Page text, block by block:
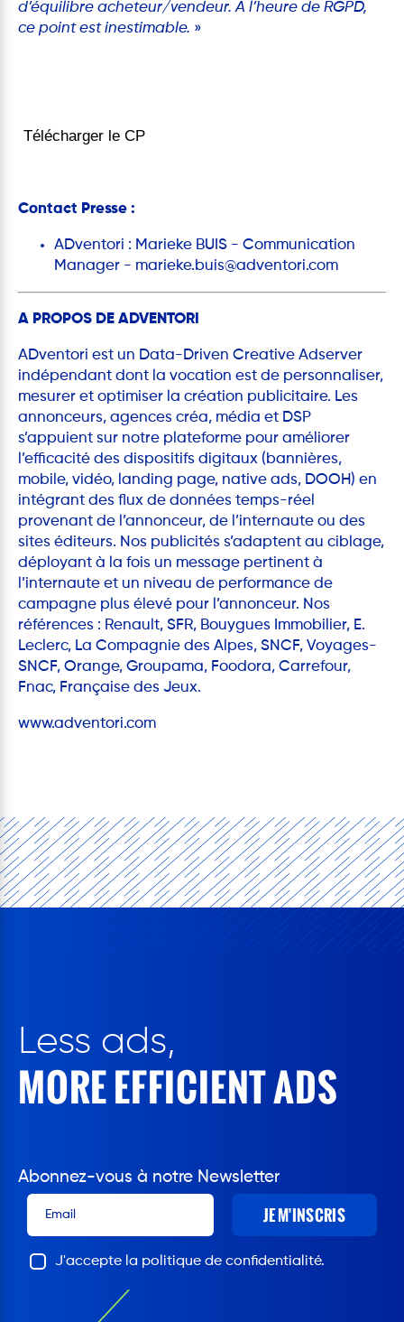
d’équilibre acheteur/vendeur. A l’heure de RGPD,
ce point est inestimable. »
Télécharger le CP
Contact Presse :
ADventori : Marieke BUIS - Communication
Manager - marieke.buis@adventori.com
A PROPOS DE ADVENTORI
ADventori est un Data-Driven Creative Adserver
indépendant dont la vocation est de personnaliser,
mesurer et optimiser la création publicitaire. Les
annonceurs, agences créa, média et DSP
s’appuient sur notre plateforme pour améliorer
l’efficacité des dispositifs digitaux (bannières,
mobile, vidéo, landing page, native ads, DOOH) en
intégrant des flux de données temps-réel
provenant de l’annonceur, de l’internaute ou des
sites éditeurs. Nos publicités s’adaptent au ciblage,
déployant à la fois un message pertinent à
l’internaute et un niveau de performance de
campagne plus élevé pour l’annonceur. Nos
références : Renault, SFR, Bouygues Immobilier, E.
Leclerc, La Compagnie des Alpes, SNCF, Voyages-
SNCF, Orange, Groupama, Foodora, Carrefour,
Fnac, Française des Jeux.
www.adventori.com
Less ads,
MORE EFFICIENT ADS
Abonnez-vous à notre Newsletter
JE M'INSCRIS
J'accepte la politique de confidentialité.